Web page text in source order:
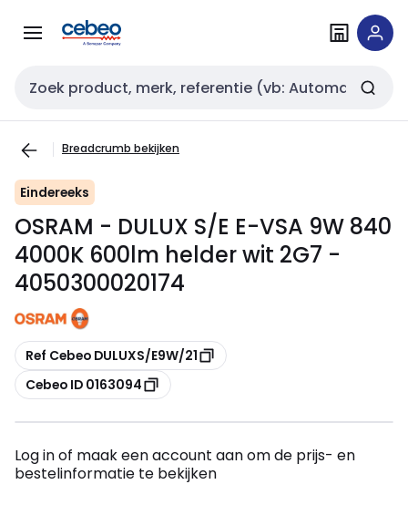
naar
naar
Zoekveld invoer
Breadcrumb bekijken
Eindereeks
OSRAM - DULUX S/E E-VSA 9W 840
4000K 600lm helder wit 2G7 -
4050300020174
Kopiëren
Ref Cebeo DULUXS/E9W/21
Kopiëren
Cebeo ID 0163094
Log in of maak een account aan om de prijs- en
bestelinformatie te bekijken